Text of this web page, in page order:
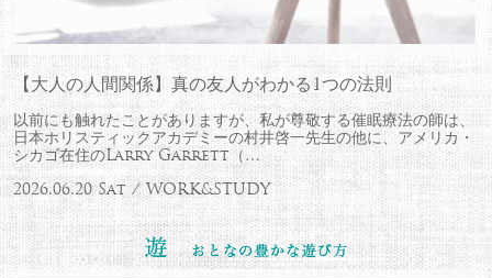
【大人の人間関係】真の友人がわかる1つの法則
以前にも触れたことがありますが、私が尊敬する催眠療法の師は、
日本ホリスティックアカデミーの村井啓一先生の他に、アメリカ・
シカゴ在住のLarry Garrett（…
2026.06.20 Sat / WORK&STUDY